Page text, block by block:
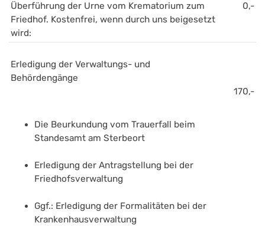
Überführung der Urne vom Krematorium zum
Friedhof. Kostenfrei, wenn durch uns beigesetzt
wird:
0,-
Erledigung der Verwaltungs- und
Behördengänge
Die Beurkundung vom Trauerfall beim
Standesamt am Sterbeort
Erledigung der Antragstellung bei der
Friedhofsverwaltung
Ggf.: Erledigung der Formalitäten bei der
Krankenhausverwaltung
170,-